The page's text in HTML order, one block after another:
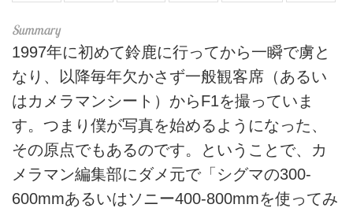
1997年に初めて鈴鹿に行ってから一瞬で虜と
なり、以降毎年欠かさず一般観客席（あるい
はカメラマンシート）からF1を撮っていま
す。つまり僕が写真を始めるようになった、
その原点でもあるのです。ということで、カ
メラマン編集部にダメ元で「シグマの300-
600mmあるいはソニー400-800mmを使ってみ